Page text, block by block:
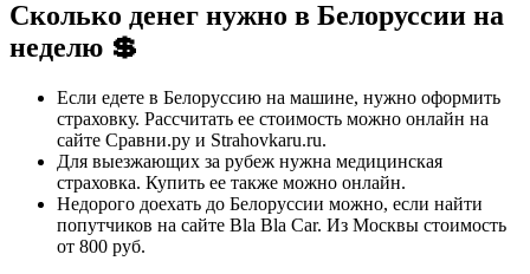
Сколько денег нужно в Белоруссии на
неделю 💲
Если едете в Белоруссию на машине, нужно оформить
страховку. Рассчитать ее стоимость можно онлайн на
сайте Сравни.ру и Strahovkaru.ru.
Для выезжающих за рубеж нужна медицинская
страховка. Купить ее также можно онлайн.
Недорого доехать до Белоруссии можно, если найти
попутчиков на сайте Bla Bla Car. Из Москвы стоимость
от 800 руб.